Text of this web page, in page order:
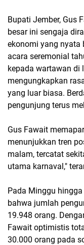
Bupati Jember, Gus
besar ini sengaja
ekonomi yang nyata
acara seremonial
kepada wartawan di
mengungkapkan
yang luar biasa.
pengunjung terus
Gus Fawait
menunjukkan tren
malam, tercatat
utama karnaval,"
Pada Minggu
bahwa jumlah
19.948 orang.
Fawait optimistis
30.000 orang pada